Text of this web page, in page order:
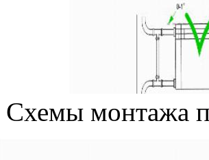
Схемы монтажа